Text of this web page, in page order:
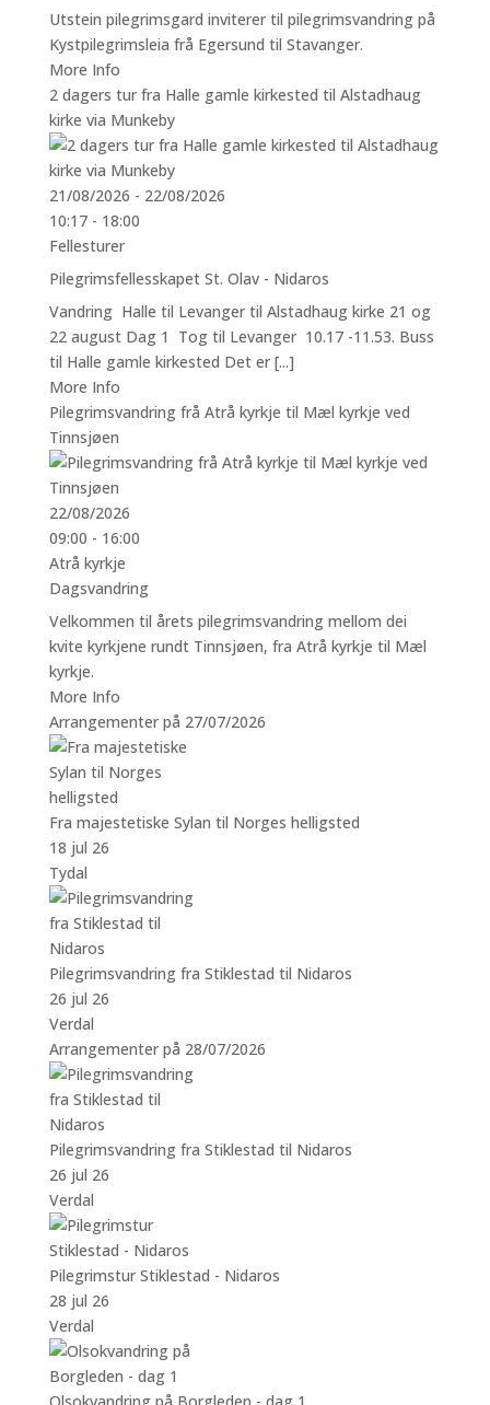
Utstein pilegrimsgard inviterer til pilegrimsvandring på
Kystpilegrimsleia frå Egersund til Stavanger.
More Info
2 dagers tur fra Halle gamle kirkested til Alstadhaug
kirke via Munkeby
21/08/2026 - 22/08/2026
10:17 - 18:00
Fellesturer
Pilegrimsfellesskapet St. Olav - Nidaros
Vandring Halle til Levanger til Alstadhaug kirke 21 og
22 august Dag 1 Tog til Levanger 10.17 -11.53. Buss
til Halle gamle kirkested Det er [...]
More Info
Pilegrimsvandring frå Atrå kyrkje til Mæl kyrkje ved
Tinnsjøen
22/08/2026
09:00 - 16:00
Atrå kyrkje
Dagsvandring
Velkommen til årets pilegrimsvandring mellom dei
kvite kyrkjene rundt Tinnsjøen, fra Atrå kyrkje til Mæl
kyrkje.
More Info
Arrangementer på 27/07/2026
Fra majestetiske Sylan til Norges helligsted
18 jul 26
Tydal
Pilegrimsvandring fra Stiklestad til Nidaros
26 jul 26
Verdal
Arrangementer på 28/07/2026
Pilegrimsvandring fra Stiklestad til Nidaros
26 jul 26
Verdal
Pilegrimstur Stiklestad - Nidaros
28 jul 26
Verdal